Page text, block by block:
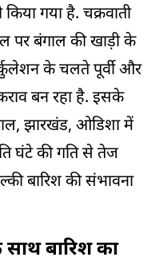
गया है. चक्रवाती
पर बंगाल की खाड़ी के
के चलते पूर्वी और
बन रहा है. इसके
झारखंड, ओडिशा में
घंटे की गति से तेज
बारिश की संभावना
बारिश का